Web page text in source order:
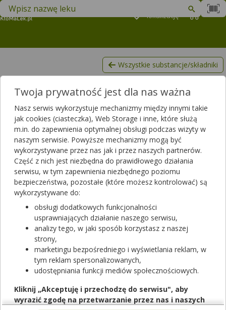
lokalizację
Znajdź lek w swojej okolicy
Lactobacillus rhamnosus
Wszystkie substancje/składniki
Filtrowanie
Filtrowanie
Wyniki wyszukiwania(285)
Wyczyść filtry
Helicobiom
30 kaps.
żywność specjalnego przeznaczenia
Dostępność
Dodaj do koszyka
Hydrovagin Probiotyk
15 kaps.
suplement diety
Dostępność
Twoja prywatność jest dla nas ważna
Nasz serwis wykorzystuje mechanizmy między innymi takie
jak cookies (ciasteczka), Web Storage i inne, które służą
m.in. do zapewnienia optymalnej obsługi podczas wizyty w
naszym serwisie. Powyższe mechanizmy mogą być
wykorzystywane przez nas jak i przez naszych partnerów.
Część z nich jest niezbędna do prawidłowego działania
serwisu, w tym zapewnienia niezbędnego poziomu
bezpieczeństwa, pozostałe (które możesz kontrolować) są
wykorzystywane do:
obsługi dodatkowych funkcjonalności
usprawniających działanie naszego serwisu,
analizy tego, w jaki sposób korzystasz z naszej
strony,
marketingu bezpośredniego i wyświetlania reklam, w
tym reklam spersonalizowanych,
udostępniania funkcji mediów społecznościowych.
Kliknij „Akceptuję i przechodzę do serwisu", aby
wyrazić zgodę na przetwarzanie przez nas i naszych